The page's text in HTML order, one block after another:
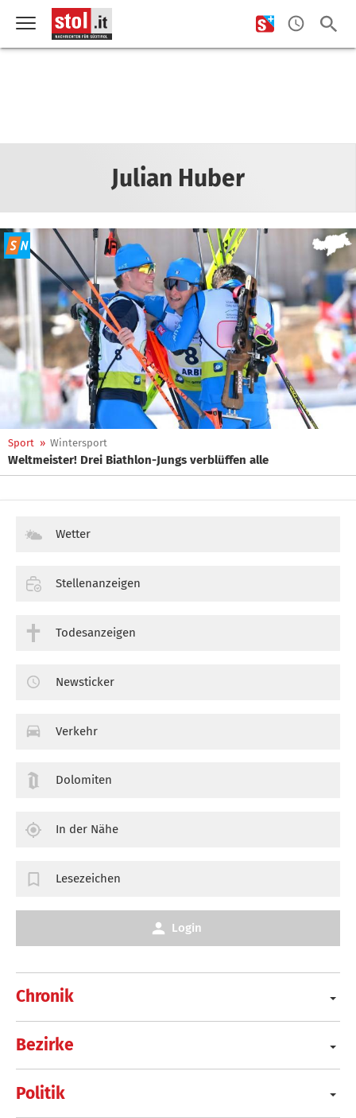
Julian Huber
Sport » Wintersport
Weltmeister! Drei Biathlon-Jungs verblüffen alle
Chronik
Bezirke
Politik
Wetter
Stellenanzeigen
Todesanzeigen
Newsticker
Verkehr
Dolomiten
In der Nähe
Lesezeichen
Login